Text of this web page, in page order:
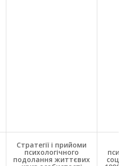
Стратегії і прийоми
психологічного
подолання життєвих соц.